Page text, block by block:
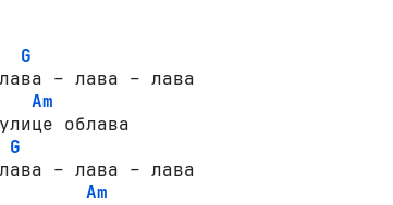
G
– лава – лава
Am
G
– лава – лава
Am